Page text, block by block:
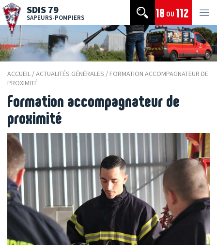
SDIS 79
SAPEURS-POMPIERS 18 ou 112
ACCUEIL /ACTUALITÉS GÉNÉRALES / FORMATION ACCOMPAGNATEUR DE
PROXIMITÉ
Formation accompagnateur de
proximité
Panneau de gestion des cookies